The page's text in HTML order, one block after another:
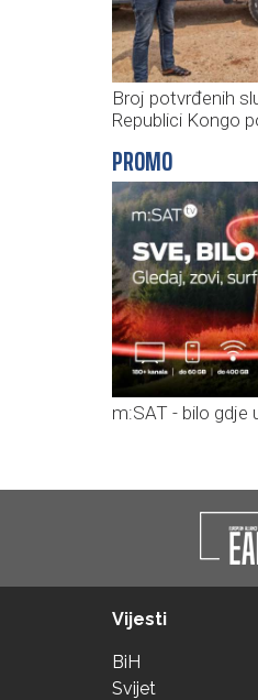
Broj potvrđenih
Republici Kongo
PROMO
m:SAT - bilo gdje
Vijesti
BiH
Svijet